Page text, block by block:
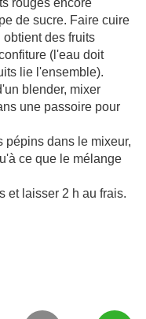
rouges encore
de sucre. Faire cuire
obtient des fruits
(l'eau doit
lie l'ensemble).
blender, mixer
une passoire pour
pépins dans le mixeur,
ce que le mélange
et laisser 2 h au frais.